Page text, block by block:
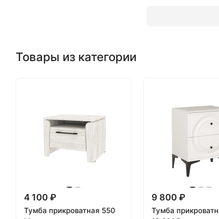
Товары из категории
4 100 ₽
Тумба прикроватная 550
9 800 ₽
Тумба